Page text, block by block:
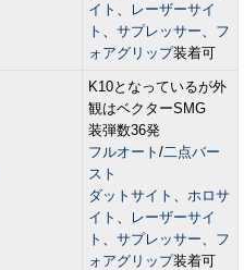
イト 、
レーザーサイ
ト 、 サプレッサー、 フ
ォアグリップ装着可
K10となっているが外
観はベクターSMG
装弾数36発
フルオート /二点バー
スト
ダットサイト 、 ホロサ
イト 、
レーザーサイ
ト 、 サプレッサー、 フ
ォアグリップ装着可